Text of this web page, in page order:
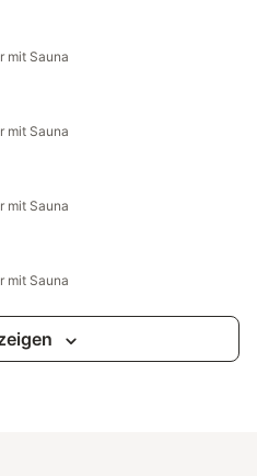
mit Sauna
mit Sauna
mit Sauna
mit Sauna